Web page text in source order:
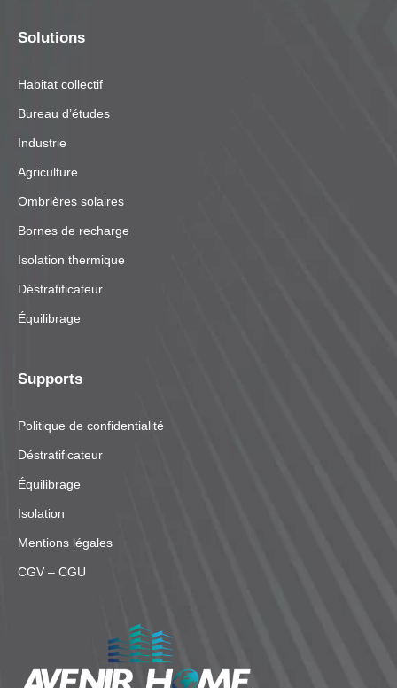
Solutions
Habitat collectif
Bureau d’études
Industrie
Agriculture
Ombrières solaires
Bornes de recharge
Isolation thermique
Déstratificateur
Équilibrage
Supports
Politique de confidentialité
Déstratificateur
Équilibrage
Isolation
Mentions légales
CGV – CGU